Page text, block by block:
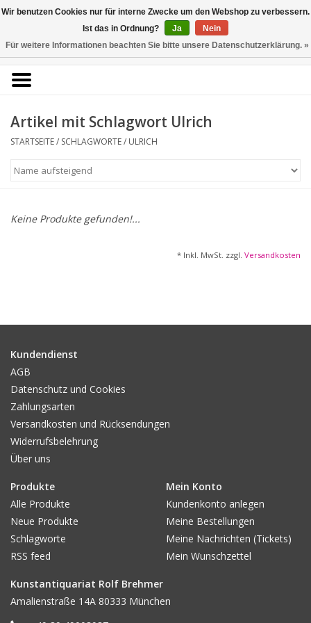
0 Artikel - €0,00
Kunstantiquariat
Rolf Brehmer
Portal für Grafik aus 5
KÜNSTLERLISTE
Startseite
Alle Werke
Fotografie
Varia & Rara
Kunst-Doku
Artikel mit Schlagwort Ulrich
STARTSEITE/ SCHLAGWORTE/ ULRICH
Keine Produkte gefunden!...
* Inkl. MwSt. zzgl. Versandkosten
Kundendienst
AGB
Datenschutz und Cookies
Zahlungsarten
Versandkosten und Rücksendungen
Widerrufsbelehrung
Über uns
Produkte
Alle Produkte
Neue Produkte
Schlagworte
RSS feed
Mein Konto
Kundenkonto anlegen
Meine Bestellungen
Meine Nachrichten (Tickets)
Mein Wunschzettel
Kunstantiquariat Rolf Brehmer
Amalienstraße 14A 80333 München
Wir benutzen Cookies nur für interne Zwecke um den Webshop zu verbessern.
Ist das in Ordnung?
Ja
Nein
Für weitere Informationen beachten Sie bitte unsere Datenschutzerklärung. »